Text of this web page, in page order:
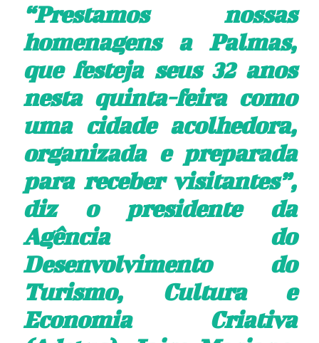
“Prestamos nossas
homenagens a Palmas,
que festeja seus 32 anos
nesta quinta-feira como
uma cidade acolhedora,
organizada e preparada
para receber visitantes”,
diz o presidente da
Agência do
Desenvolvimento do
Turismo, Cultura e
Economia Criativa